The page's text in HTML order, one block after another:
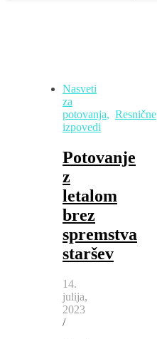
Nasveti
za
potovanja, Resnične
izpovedi
Potovanje
z
letalom
brez
spremstva
staršev
14.
julija,
2023
/